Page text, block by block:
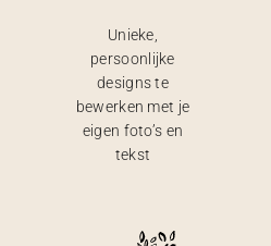
Unieke,
persoonlijke
designs te
bewerken met je
eigen foto’s en
tekst